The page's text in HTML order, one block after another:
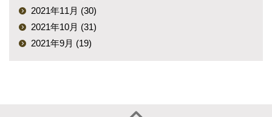
2021年11月 (30)
2021年10月 (31)
2021年9月 (19)